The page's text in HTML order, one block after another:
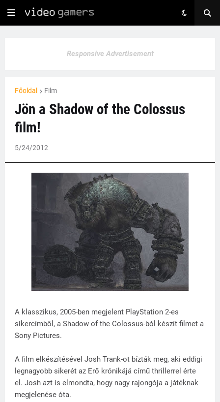
Responsive Advertisement
Főoldal Film
Jön a Shadow of the Colossus
film!
5/24/2012
A klasszikus, 2005-ben megjelent PlayStation 2-es
sikercímből, a Shadow of the Colossus-ból készít filmet a
Sony Pictures.
A film elkészítésével Josh Trank-ot bízták meg, aki eddigi
legnagyobb sikerét az Erő krónikájá című thrillerrel érte
el. Josh azt is elmondta, hogy nagy rajongója a játéknak
megjelenése óta.